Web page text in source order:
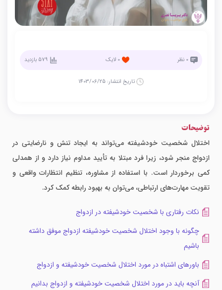
0 نظر 0 لایک 579 بازدید
تاریخ انتشار: 1403/06/25
توضیحات
اختلال شخصیت خودشیفته می‌تواند به ایجاد تنش و نارضایتی در
ازدواج منجر شود، زیرا فرد مبتلا به تأیید مداوم نیاز دارد و از همدلی
کمی برخوردار است. با استفاده از مشاوره، تنظیم انتظارات واقعی و
تقویت مهارت‌های ارتباطی، می‌توان به بهبود رابطه کمک کرد.
نکات رفتاری با شخصیت خودشیفته در ازدواج
چگونه با وجود اختلال شخصیت خودشیفته ازدواج موفق داشته
باشیم
باورهای اشتباه در مورد اختلال شخصیت خودشیفته و ازدواج
آنچه باید در مورد اختلال شخصیت خودشیفته و ازدواج بدانیم